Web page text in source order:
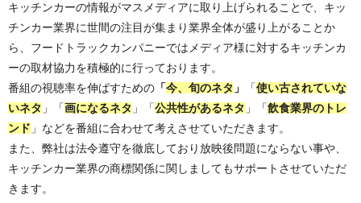
キッチンカーの情報がマスメディアに取り上げられることで、キッ
チンカー業界に世間の注目が集まり業界全体が盛り上がることか
ら、フードトラックカンパニーではメディア様に対するキッチンカ
ーの取材協力を積極的に行っております。
番組の視聴率を伸ばすための 「今、旬のネタ 」 「使い古されていな
いネタ 」「画になるネタ 」「公共性があるネタ 」「飲食業界のトレ
ンド 」などを番組に合わせて考えさせていただきます。
また、弊社は法令遵守を徹底しており放映後問題にならない事や、
キッチンカー業界の商標関係に関しましてもサポートさせていただ
きます。